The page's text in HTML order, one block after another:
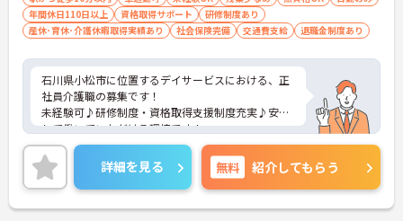
年間休日110日以上
資格取得サポート
研修制度あり
産休･育休･介護休暇取得実績あり
社会保険完備 交通費支給 退職金制度あり
石川県小松市に位置するデイサービスにおける、正
社員介護職の募集です！
未経験可♪研修制度・資格取得支援制度充実♪安心
して働いていただける環境です！
ご興味ある方には、面接対策ポイントなど、さらに
詳細をお話しいたしますのでお気軽にご相談くださ
い。
詳細を見る 無料 紹介してもらう